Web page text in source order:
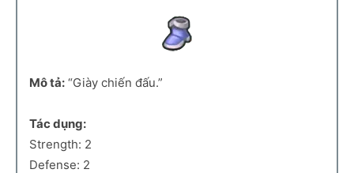
Mô tả: “Giày chiến đấu.”
Tác dụng:
Strength: 2
Defense: 2